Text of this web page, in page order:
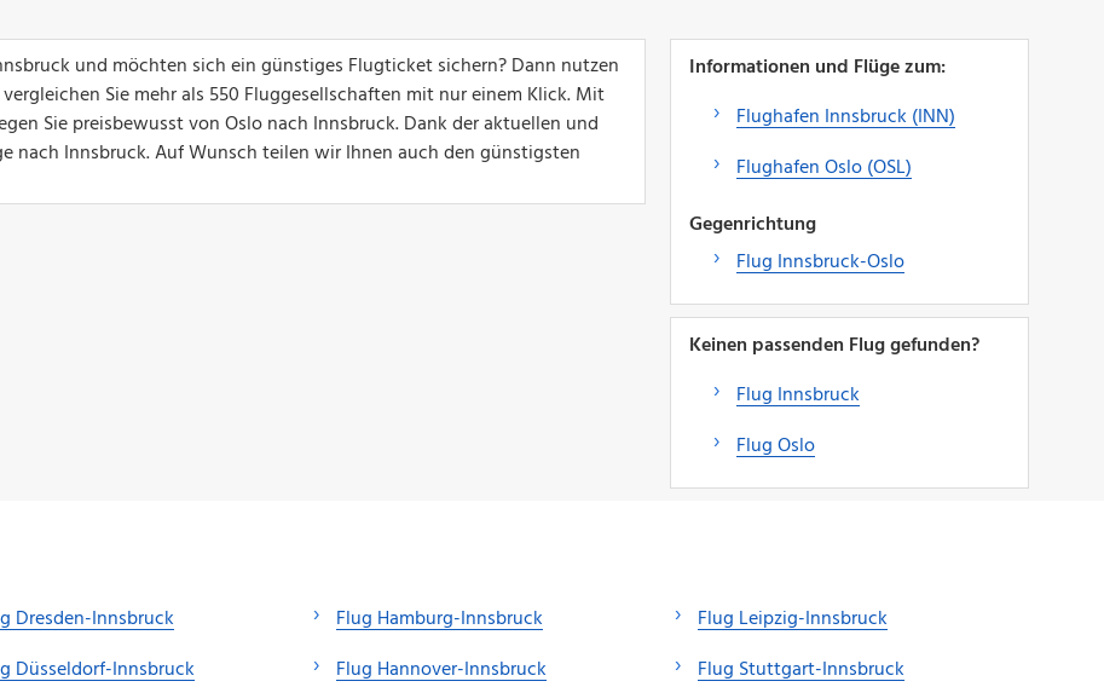
und möchten sich ein günstiges Flugticket sichern? Dann nutzen
Sie mehr als 550 Fluggesellschaften mit nur einem Klick. Mit
Sie preisbewusst von Oslo nach Innsbruck. Dank der aktuellen und
nach Innsbruck. Auf Wunsch teilen wir Ihnen auch den günstigsten
Informationen und Flüge zum:
Flughafen Innsbruck (INN)
Flughafen Oslo (OSL)
Gegenrichtung
Flug Innsbruck-Oslo
Keinen passenden Flug gefunden?
Flug Innsbruck
Flug Oslo
Dresden-Innsbruck
Düsseldorf-Innsbruck
Flug Hamburg-Innsbruck
Flug Hannover-Innsbruck
Flug Leipzig-Innsbruck
Flug Stuttgart-Innsbruck